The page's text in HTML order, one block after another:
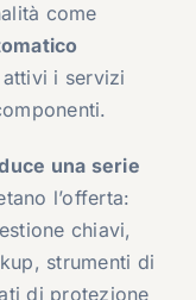
come
i servizi
una serie
l’offerta:
chiavi,
strumenti di
di protezione